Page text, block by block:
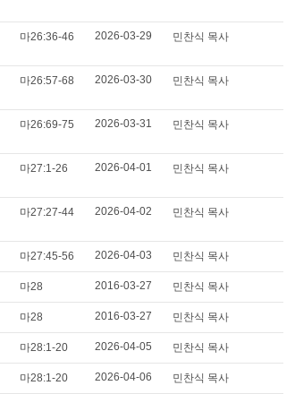
마26:36-46 2026-03-29 민찬식 목사
마26:57-68 2026-03-30 민찬식 목사
마26:69-75 2026-03-31 민찬식 목사
마27:1-26 2026-04-01 민찬식 목사
마27:27-44 2026-04-02 민찬식 목사
마27:45-56 2026-04-03 민찬식 목사
마28 2016-03-27 민찬식 목사
마28 2016-03-27 민찬식 목사
마28:1-20 2026-04-05 민찬식 목사
마28:1-20 2026-04-06 민찬식 목사